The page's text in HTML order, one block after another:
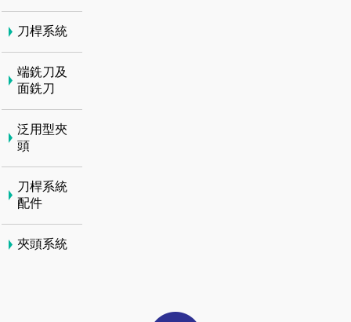
刀桿系統
端銑刀及
面銑刀
泛用型夾
頭
刀桿系統
配件
夾頭系統